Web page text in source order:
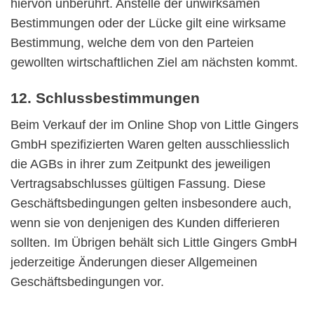
hiervon unberührt. Anstelle der unwirksamen
Bestimmungen oder der Lücke gilt eine wirksame
Bestimmung, welche dem von den Parteien
gewollten wirtschaftlichen Ziel am nächsten kommt.
12. Schlussbestimmungen
Beim Verkauf der im Online Shop von Little Gingers
GmbH spezifizierten Waren gelten ausschliesslich
die AGBs in ihrer zum Zeitpunkt des jeweiligen
Vertragsabschlusses gültigen Fassung. Diese
Geschäftsbedingungen gelten insbesondere auch,
wenn sie von denjenigen des Kunden differieren
sollten. Im Übrigen behält sich Little Gingers GmbH
jederzeitige Änderungen dieser Allgemeinen
Geschäftsbedingungen vor.